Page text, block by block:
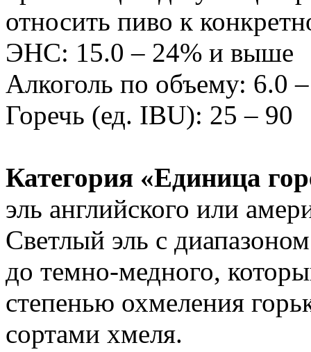
относить пиво к
ЭНС: 15.0 – 24% и выше
Алкоголь по объему: 6.0
Горечь (ед. IBU): 25 – 90
Категория «Единица
эль английского или
Светлый эль с
до темно-медного,
степенью охмеления
сортами хмеля.